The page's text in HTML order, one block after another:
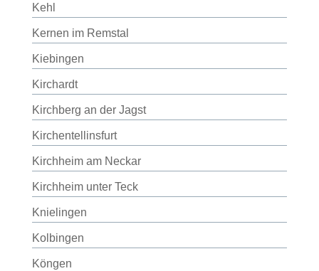
Kehl
Kernen im Remstal
Kiebingen
Kirchardt
Kirchberg an der Jagst
Kirchentellinsfurt
Kirchheim am Neckar
Kirchheim unter Teck
Knielingen
Kolbingen
Köngen